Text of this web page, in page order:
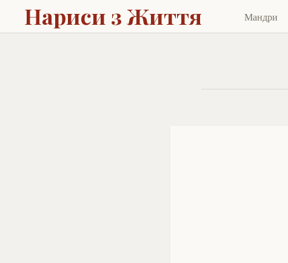
Нариси з Життя
Skip
to
Мандри